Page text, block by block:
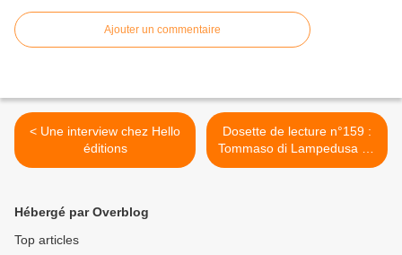
Ajouter un commentaire
< Une interview chez Hello
éditions
Dosette de lecture n°159 :
Tommaso di Lampedusa : «
Le Professeur et la sirène »
Hébergé par Overblog
Top articles